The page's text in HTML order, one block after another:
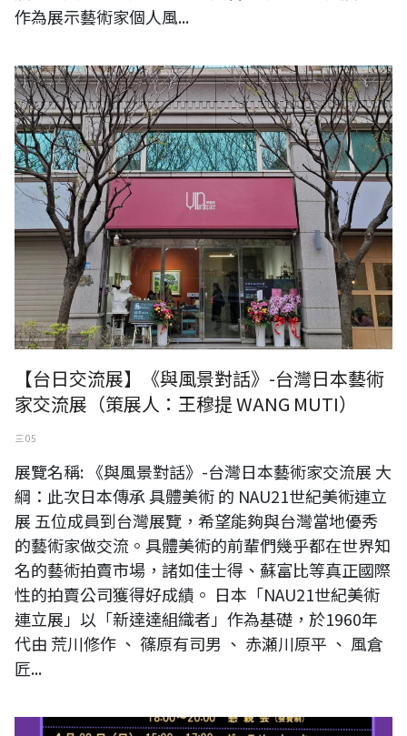
作為展示藝術家個人風...
【展覽申請】《與風景對話》-台灣日本藝術家交流展（桃園隱藝術畫
廊）
【台日交流展】《與風景對話》-台灣日本藝術
家交流展（策展人：王穆提 WANG MUTI）
三 05
展覽名稱: 《與風景對話》-台灣日本藝術家交流展 大
綱：此次日本傳承 具體美術 的 NAU21世紀美術連立
展 五位成員到台灣展覽，希望能夠與台灣當地優秀
的藝術家做交流。具體美術的前輩們幾乎都在世界知
名的藝術拍賣市場，諸如佳士得、蘇富比等真正國際
性的拍賣公司獲得好成績。 日本「NAU21世紀美術
連立展」以「新達達組織者」作為基礎，於1960年
代由 荒川修作 、 篠原有司男 、 赤瀬川原平 、 風倉
匠...
日本東京《OPEN World Exhibition 2025》展